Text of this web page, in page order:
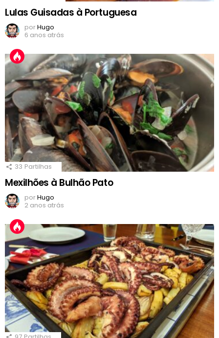
Lulas Guisadas à Portuguesa
porHugo
6 anos atrás
33 Partilhas
Mexilhões à Bulhão Pato
porHugo
2 anos atrás